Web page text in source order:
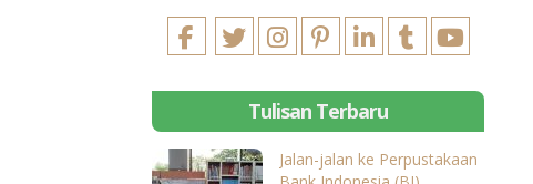
Tulisan Terbaru
Jalan-jalan ke Perpustakaan